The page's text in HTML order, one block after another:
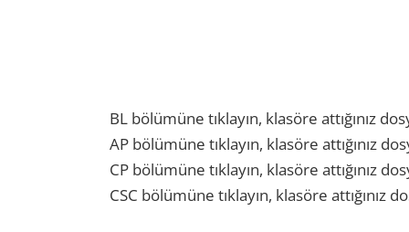
BL bölümüne tıklayın, klasöre attığınız
AP bölümüne tıklayın, klasöre attığınız
CP bölümüne tıklayın, klasöre attığınız
CSC bölümüne tıklayın, klasöre attığınız